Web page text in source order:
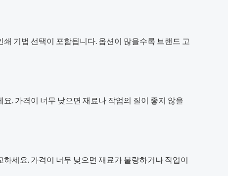
기법 선택이 포함됩니다. 옵션이 많을수록 브랜드 고
. 가격이 너무 낮으면 재료나 작업의 질이 좋지 않을
세요. 가격이 너무 낮으면 재료가 불량하거나 작업이